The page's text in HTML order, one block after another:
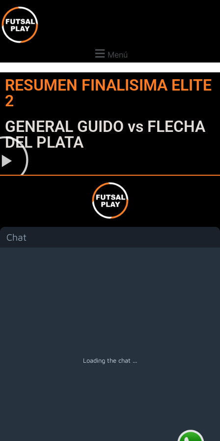
Menú
RESUMEN FINALISIMA ELITE
2
GENERAL GUIDO vs FLECHA
DEL PLATA
Chat
Loading the chat ...